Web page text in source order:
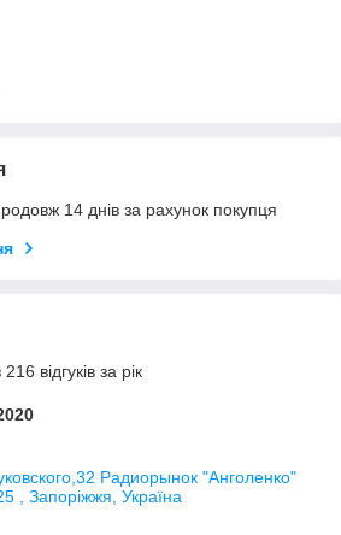
14 днів за рахунок покупця
відгуків за рік
Радиорынок "Анголенко"
, Запоріжжя, Україна